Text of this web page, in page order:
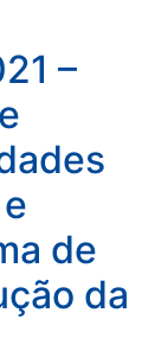
–
de
da